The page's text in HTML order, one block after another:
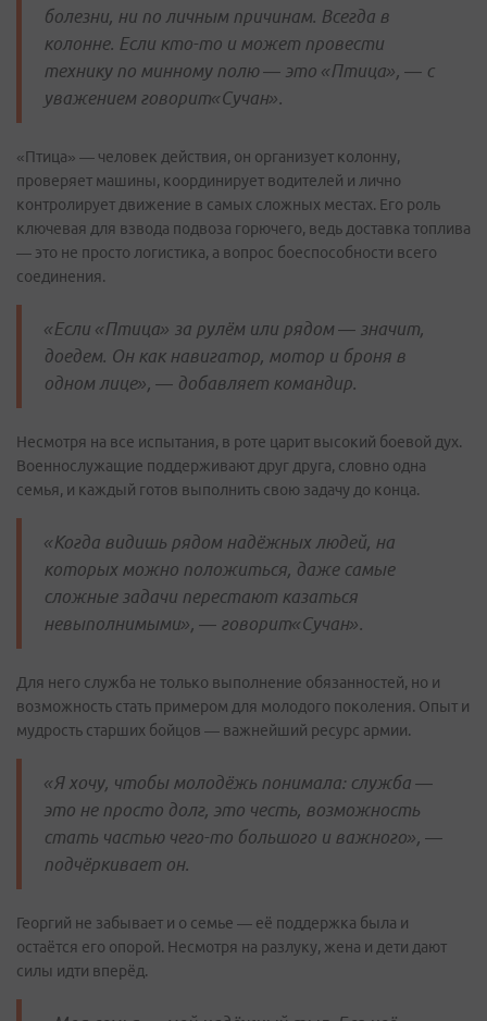
болезни, ни по личным причинам. Всегда в
колонне. Если кто-то и может провести
технику по минному полю — это «Птица», — с
уважением говорит«Сучан».
«Птица» — человек действия, он организует колонну,
проверяет машины, координирует водителей и лично
контролирует движение в самых сложных местах. Его роль
ключевая для взвода подвоза горючего, ведь доставка топлива
— это не просто логистика, а вопрос боеспособности всего
соединения.
«Если «Птица» за рулём или рядом — значит,
доедем. Он как навигатор, мотор и броня в
одном лице», — добавляет командир.
Несмотря на все испытания, в роте царит высокий боевой дух.
Военнослужащие поддерживают друг друга, словно одна
семья, и каждый готов выполнить свою задачу до конца.
«Когда видишь рядом надёжных людей, на
которых можно положиться, даже самые
сложные задачи перестают казаться
невыполнимыми», — говорит«Сучан».
Для него служба не только выполнение обязанностей, но и
возможность стать примером для молодого поколения. Опыт и
мудрость старших бойцов — важнейший ресурс армии.
«Я хочу, чтобы молодёжь понимала: служба —
это не просто долг, это честь, возможность
стать частью чего-то большого и важного», —
подчёркивает он.
Георгий не забывает и о семье — её поддержка была и
остаётся его опорой. Несмотря на разлуку, жена и дети дают
силы идти вперёд.